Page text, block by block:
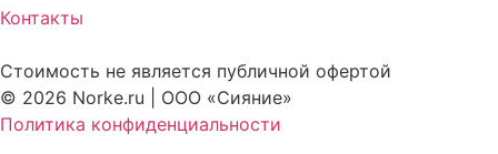
Контакты
Стоимость не является публичной офертой
© 2026 Norke.ru | ООО «Сияние»
Политика конфиденциальности